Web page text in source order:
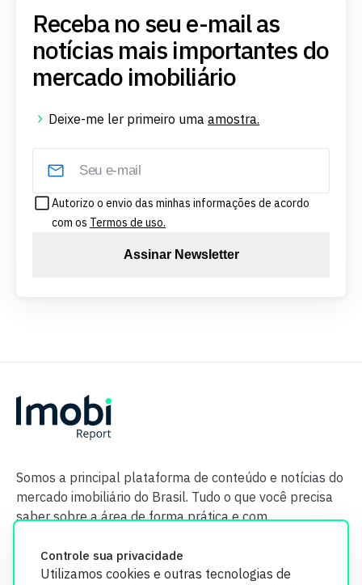
Controle sua privacidade
Utilizamos cookies e outras tecnologias de
Receba no seu e-mail as
notícias mais importantes do
mercado imobiliário
Deixe-me ler primeiro uma amostra.
Autorizo o envio das minhas informações de acordo
com os Termos de uso.
Assinar Newsletter
Somos a principal plataforma de conteúdo e notícias do
mercado imobiliário do Brasil. Tudo o que você precisa
saber sobre a área de forma prática e com